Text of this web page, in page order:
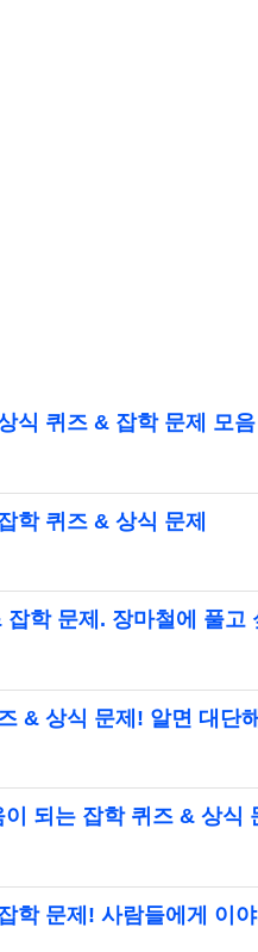
식 퀴즈 & 잡학 문제 모음
학 퀴즈 & 상식 문제
학 문제. 장마철에 풀고
& 상식 문제! 알면 대단
되는 잡학 퀴즈 & 상식
학 문제! 사람들에게 이